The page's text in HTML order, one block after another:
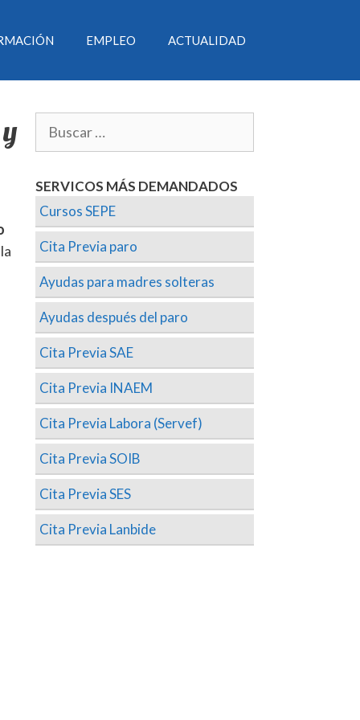
EMPLEO ACTUALIDAD
SERVICOS MÁS DEMANDADOS
Cursos SEPE
Cita Previa paro
Ayudas para madres solteras
Ayudas después del paro
Cita Previa SAE
Cita Previa INAEM
Cita Previa Labora (Servef)
Cita Previa SOIB
Cita Previa SES
Cita Previa Lanbide